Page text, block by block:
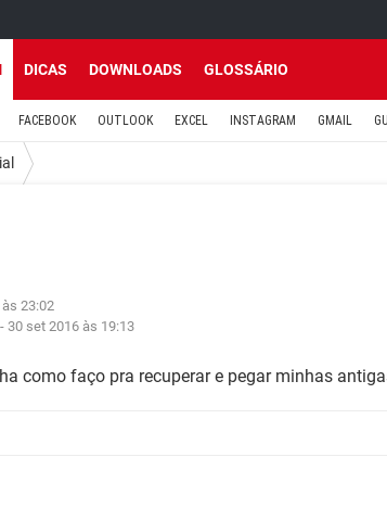
DICAS DOWNLOADS GLOSSÁRIO
FACEBOOK OUTLOOK EXCEL INSTAGRAM GMAIL
23:02
30 set 2016 às 19:13
como faço pra recuperar e pegar minhas